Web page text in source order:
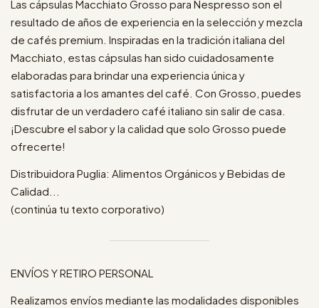
Las cápsulas Macchiato Grosso para Nespresso son el
resultado de años de experiencia en la selección y mezcla
de cafés premium. Inspiradas en la tradición italiana del
Macchiato, estas cápsulas han sido cuidadosamente
elaboradas para brindar una experiencia única y
satisfactoria a los amantes del café. Con Grosso, puedes
disfrutar de un verdadero café italiano sin salir de casa.
¡Descubre el sabor y la calidad que solo Grosso puede
ofrecerte!
Distribuidora Puglia: Alimentos Orgánicos y Bebidas de
Calidad...
(continúa tu texto corporativo)
ENVÍOS Y RETIRO PERSONAL
Realizamos envíos mediante las modalidades disponibles